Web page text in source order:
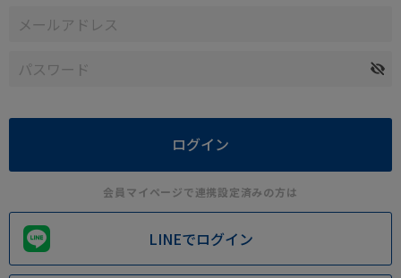
会員マイページで連携設定済みの方は
LINEでログイン